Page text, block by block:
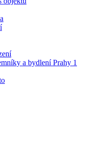
a bydlení Prahy 1